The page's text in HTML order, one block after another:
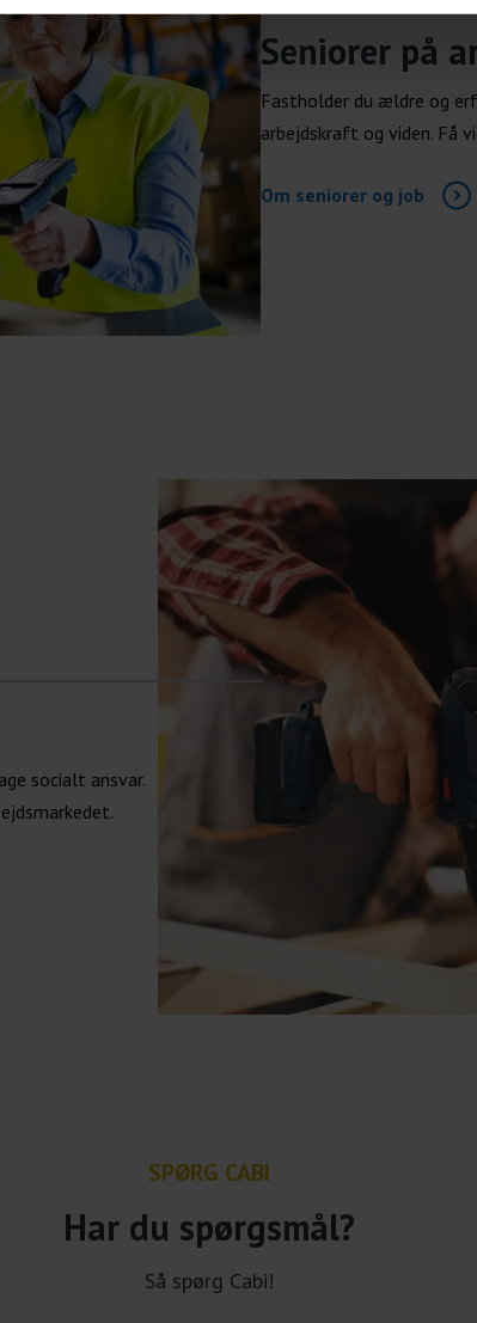
Seniorer på
Fastholder du ældre og
arbejdskraft og viden. Få
Om seniorer og job
socialt ansvar.
SPØRG CABI
Har du spørgsmål?
Så spørg Cabi!